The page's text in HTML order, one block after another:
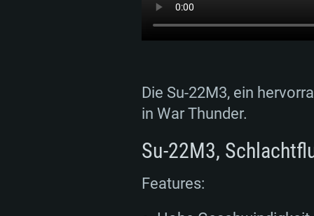
Die Su-22M3, ein
in War Thunder.
Su-22M3,
Features: